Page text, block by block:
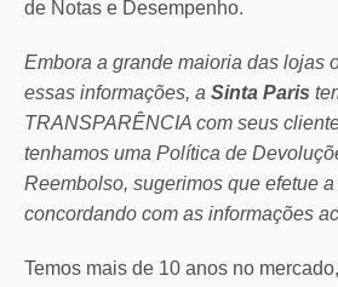
de Notas e Desempenho.
Embora a grande maioria das lojas
essas informações, a Sinta Paris
TRANSPARÊNCIA com seus
tenhamos uma Política de
Reembolso, sugerimos que efetue
concordando com as informações
Temos mais de 10 anos no